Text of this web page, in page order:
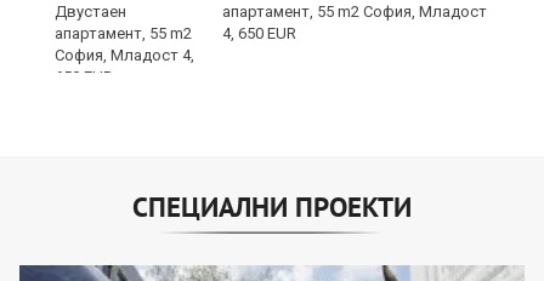
апартамент, 55 m2 София, Младост
4, 650 EUR
СПЕЦИАЛНИ ПРОЕКТИ